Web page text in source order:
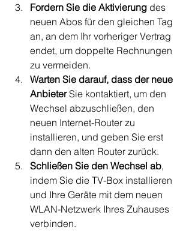
Fordern Sie die Aktivierung des
neuen Abos für den gleichen Tag
an, an dem Ihr vorheriger Vertrag
endet, um doppelte Rechnungen
zu vermeiden.
Warten Sie darauf, dass der neue
Anbieter Sie kontaktiert, um den
Wechsel abzuschließen, den
neuen Internet-Router zu
installieren, und geben Sie erst
dann den alten Router zurück.
Schließen Sie den Wechsel ab,
indem Sie die TV-Box installieren
und Ihre Geräte mit dem neuen
WLAN-Netzwerk Ihres Zuhauses
verbinden.